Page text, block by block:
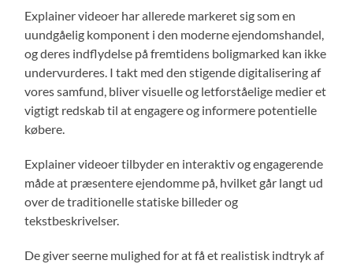
Explainer videoer har allerede markeret sig som en
uundgåelig komponent i den moderne ejendomshandel,
og deres indflydelse på fremtidens boligmarked kan ikke
undervurderes. I takt med den stigende digitalisering af
vores samfund, bliver visuelle og letforståelige medier et
vigtigt redskab til at engagere og informere potentielle
købere.
Explainer videoer tilbyder en interaktiv og engagerende
måde at præsentere ejendomme på, hvilket går langt ud
over de traditionelle statiske billeder og
tekstbeskrivelser.
De giver seerne mulighed for at få et realistisk indtryk af